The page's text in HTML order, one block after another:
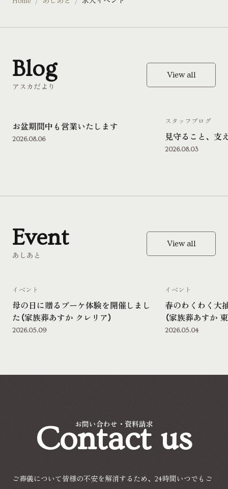
アスカだより
Blog View all
お盆期間中も営業いたします
2026.08.06 見守ること、支
スタッフブログ
2026.08.03
あしあと
Event View all
母の日に贈るブーケ体験を開催しまし
た（家族葬あすか クレリア）
イベント
2026.05.09
春のわくわく大
（家族葬あすか
イベント
2026.05.04
お問い合わせ・資料請求
Contact us
ご葬儀について皆様の不安を解消するため、24時間いつでもご